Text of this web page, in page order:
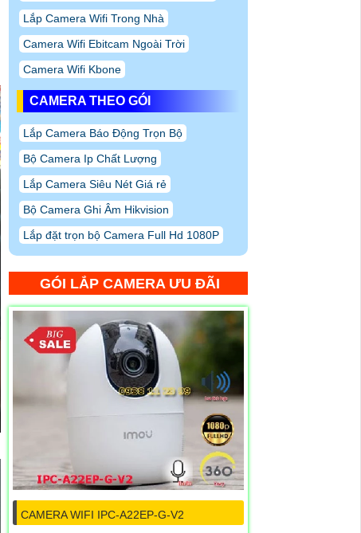
Lắp Camera Wifi Trong Nhà
Camera Wifi Ebitcam Ngoài Trời
Camera Wifi Kbone
CAMERA THEO GÓI
Lắp Camera Báo Động Trọn Bộ
Bộ Camera Ip Chất Lượng
Lắp Camera Siêu Nét Giá rẻ
Bộ Camera Ghi Âm Hikvision
Lắp đặt trọn bộ Camera Full Hd 1080P
GÓI LẮP CAMERA ƯU ĐÃI
CAMERA WIFI IPC-A22EP-G-V2